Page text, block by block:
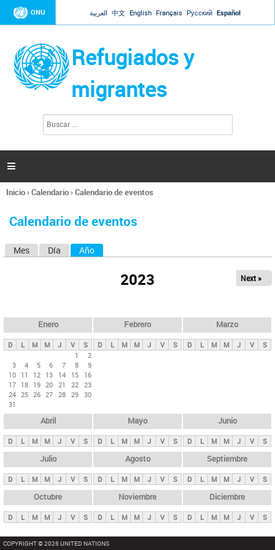
Jump to navigation
ONU العربية 中文 English Français Русский Español
Refugiados y
migrantes
l
d
s

Se
usted
Inicio›Calendario›Calendario de eventos
Calendario de eventos
s
p
n
c
i
p
l
e
s
Mes Día Año
2023 Next »
Enero
D L M M J V
S
1
2
3
4 5 6 7 8
9
10 11 12 13 14 15
16
17 18 19 20 21 22 23
24 25 26 27 28 29 30
31
Febrero
D L M M J V S
Marzo
D L M M J V S
Abril
D L M M J V S
Mayo
D L M M J V S
Junio
D L M M J V S
Julio
D L M M J V S
Agosto
D L M M J V S
Septiembre
D L M M J V S
Octubre
D L M M J V S
Noviembre
D L M M J V S
Diciembre
D L M M J V S
COPYRIGHT © 2026 UNITED NATIONS